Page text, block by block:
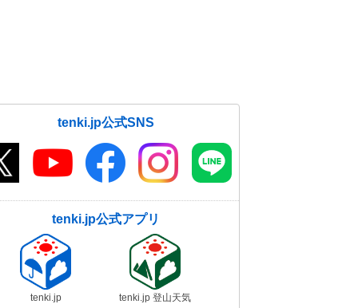
tenki.jp公式SNS
tenki.jp公式アプリ
tenki.jp tenki.jp 登山天気